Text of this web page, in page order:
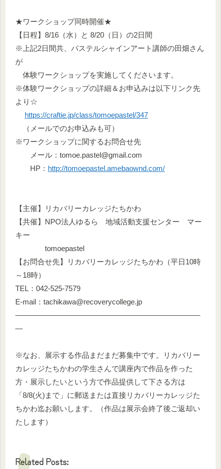
★ワークショップ同時開催★
【日程】8/16（水）と 8/20（日）の2日間
※上記2日間共、パステルシャインアート講師の田畑さん
が
体験ワークショップを実施してくださいます。
※体験ワークショップの詳細＆お申込みは以下リンク先
より☆
https://craftie.jp/class/tomoepastel/347
（メールでのお申込みも可）
※ワークショップに関するお問合せ先
メール：tomoe.pastel@gmail.com
HP： http://tomoepastel.amebaownd.com/
【主催】リカバリーカレッジたちかわ
【共催】NPO法人ゆるら 地域活動支援センター マー
キー
tomoepastel
【お問合せ先】リカバリーカレッジたちかわ（平日10時
～18時）
TEL：042-525-7579
E-mail：tachikawa@recoverycollege.jp
—————————————————————————
—
※なお、展示する作品まだまだ募集中です。リカバリー
カレッジたちかわの学生さんで講座内で作品を作った
方・展示したいという方で作品提供して下さる方は
「8/8(火)まで」に郵送または直接リカバリーカレッジた
ちかわ迄お願いします。（作品は展示会終了後ご返却い
たします）
Related Posts: